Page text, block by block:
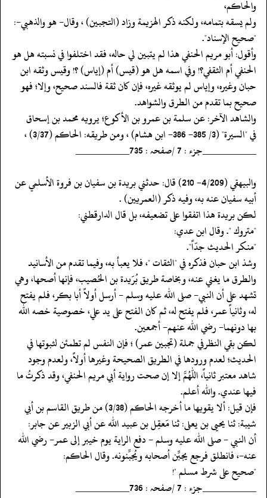
والحاكم،
‏‏‏‏ولم يسقه بتمامه، ولكنه ذكر الهزيمة وزاد (التجبين) ، وقال- هو والذهبي-:
"صحيح الإسناد".
‏‏‏‏وأقول: أبو مريم الحنفي هذا لم يتبين لي حاله، فقد اختلفوا في نسبته هل هو
الحنفي أم الثقفي؟! وفي اسمه هل هو (قيس) أم (إياس) ؟! وقيس وثقه ابن
حبان وغيره، وإياس لم يوثقه غيره، فإن كان ثقة فالسند صحيح، وإلا؛ فهو
صحيح بما تقدم من الطرق والشواهد.
‏‏‏‏والشاهد الآخر: عن سلمة بن عمرو بن الأكوع؛ يرويه محمد بن إسحاق
‏‏‏‏في "السيرة" (3/ 385- 386- ابن هشام) ، ومن طريقه: الحاكم (3/37) ،
‏‏‏‏__________جزء : 7 /صفحہ : 735__________
‏‏‏‏والبيهقي (4/209- 210) قال: حدثني بريدة بن سفيان بن فروة الأسلمي عن
‏‏‏‏أبيه سفيان عنه به، وفيه ذكر (العمريين) .
‏‏‏‏لكن بريدة هذا اتفقوا على تضعيفه، بل قال الدارقطني:
‏‏‏‏"متروك ". وقال ابن عدي:
‏‏‏‏"منكر الحديث جدّاً".
‏‏‏‏وشذ ابن حبان فذكره في "الثقات "، فلا يعبأ به، وفيما تقدم من الأسانيد
والطرق ما يغني عنه، وبخاصة طريق بُرَيدة بن الحُصيب، فإنها أصحها، وهي
تشهد على أن النبي- صلى الله عليه وسلم - أرسل أولاً أبا بكر، فلم يفتح
له، وثانياً عمر، فلم يفتح له، ثم كان الفتح على يد علي، خصوصية خصه الله
بها دونهما- رضي الله عنهم- أجمعين.
‏‏‏‏لكن بقي النظرفي جملة (تجبين عمر) ؛ فإن النفس لم تطمئن لثبوتها في
الحديث؛ لعدم ورودها في الطريق الصحيحة وغيرها أولاً، ولعدم وجود
شاهد معتبر ثانياً، اللهم إلا إن صحت رواية أبي مريم الحنفي، وقد ذكرتُ ما
فيها عندي. والله أعلم.
‏‏‏‏فإن قيل: ألا يقويها ما أخرجه الحاكم (3/38) من طريق القاسم بن أبي
شيبة: ثنا يحيى بن يعلى: ثنا مَعقِل بن عبيد الله عن أبي الزبير عن جابر:
‏‏‏‏أن النبي - صلى الله عليه وسلم - دفع الراية يوم خيبر إلى عمر- رضي الله
عنه-، فانطلق فرجع يجبِّن أصحابه ويُجبِّنونه. وقال الحاكم:
‏‏‏‏"صحيح على شرط مسلم "!
‏‏‏‏__________جزء : 7 /صفحہ : 736__________